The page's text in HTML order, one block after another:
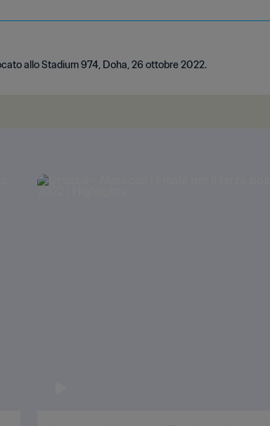
allo Stadium 974, Doha, 26 ottobre 2022.